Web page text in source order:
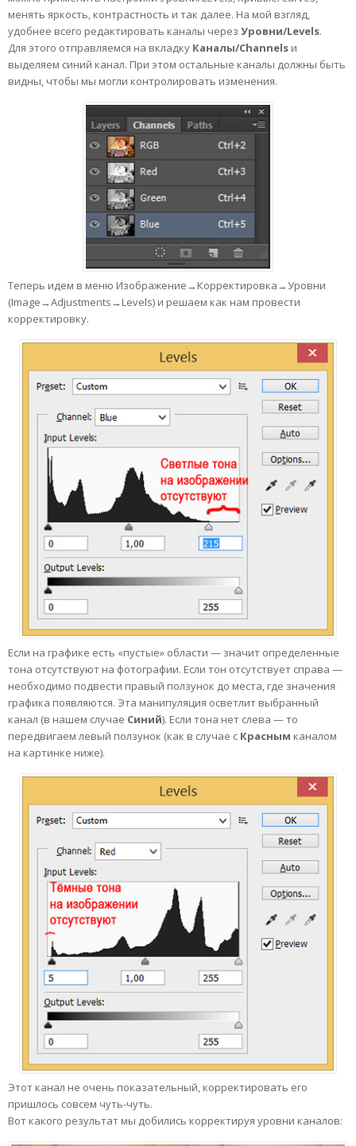
менять яркость, контрастность и так далее. На мой взгляд,
удобнее всего редактировать каналы через Уровни/Levels.
Для этого отправляемся на вкладку Каналы/Channels и
выделяем синий канал. При этом остальные каналы должны быть
видны, чтобы мы могли контролировать изменения.
Теперь идем в меню Изображение→Корректировка→Уровни
(Image→Adjustments→Levels) и решаем как нам провести
корректировку.
Если на графике есть «пустые» области — значит определенные
тона отсутствуют на фотографии. Если тон отсутствует справа —
необходимо подвести правый ползунок до места, где значения
графика появляются. Эта манипуляция осветлит выбранный
канал (в нашем случае Синий). Если тона нет слева — то
передвигаем левый ползунок (как в случае с Красным каналом
на картинке ниже).
Этот канал не очень показательный, корректировать его
пришлось совсем чуть-чуть.
Вот какого результат мы добились корректируя уровни каналов: